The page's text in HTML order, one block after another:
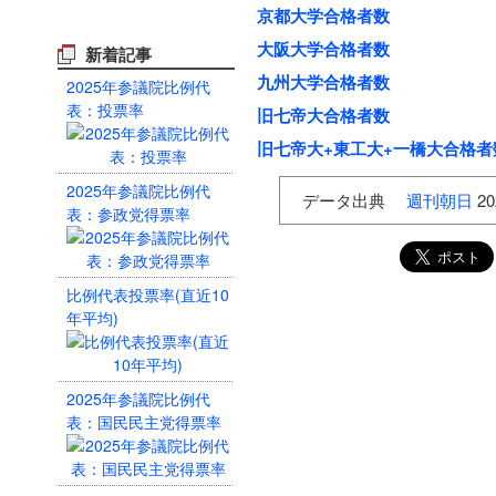
新着記事
2025年参議院比例代
表：投票率
2025年参議院比例代
表：参政党得票率
比例代表投票率(直近10
年平均)
2025年参議院比例代
表：国民民主党得票率
京都大学合格者数
大阪大学合格者数
九州大学合格者数
旧七帝大合格者数
旧七帝大+東工大+一橋大合格
データ出典 週刊朝日